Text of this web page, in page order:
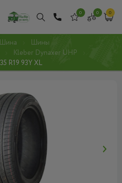
0 0 0
Шины
Kleber Dynaxer UHP
R19 93Y XL